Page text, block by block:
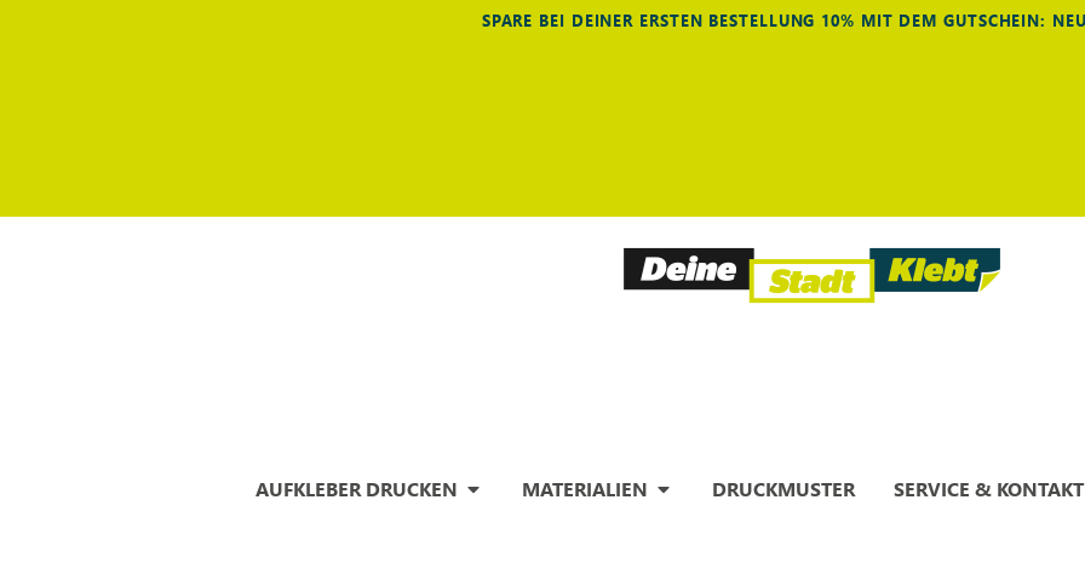
SPARE BEI DEINER ERSTEN BESTELLUNG 10% MIT DEM GUTSCHEIN:
AUFKLEBER DRUCKEN MATERIALIEN DRUCKMUSTER SERVICE & KONTAKT